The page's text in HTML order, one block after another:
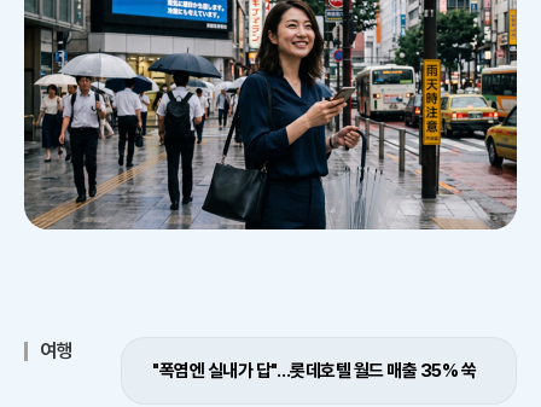
여행
"폭염엔 실내가 답"…롯데호텔 월드 매출 35% 쑥